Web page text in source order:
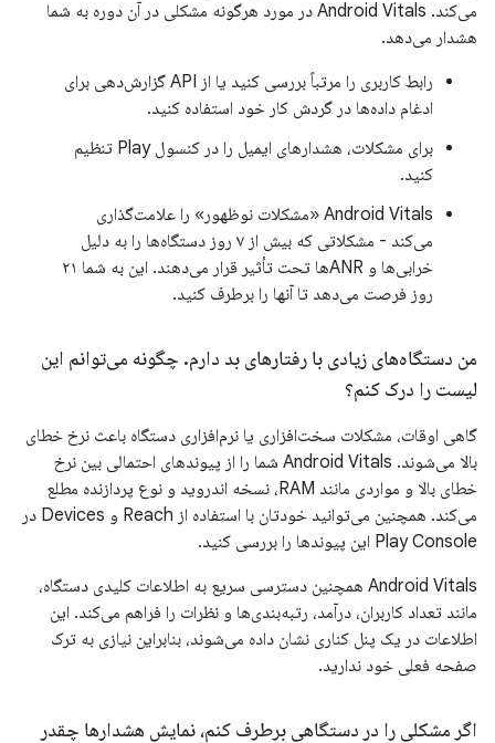
می‌کند. Android Vitals در مورد هرگونه مشکلی در آن دوره به شما
هشدار می‌دهد.
رابط کاربری را مرتباً بررسی کنید یا از API گزارش‌دهی برای
ادغام داده‌ها در گردش کار خود استفاده کنید.
برای مشکلات، هشدارهای ایمیل را در کنسول Play تنظیم
کنید.
Android Vitals «مشکلات نوظهور» را علامت‌گذاری
می‌کند - مشکلاتی که بیش از ۷ روز دستگاه‌ها را به دلیل
خرابی‌ها و ANRها تحت تأثیر قرار می‌دهند. این به شما ۲۱
روز فرصت می‌دهد تا آنها را برطرف کنید.
من دستگاه‌های زیادی با رفتارهای بد دارم. چگونه می‌توانم این
لیست را درک کنم؟
گاهی اوقات، مشکلات سخت‌افزاری یا نرم‌افزاری دستگاه باعث نرخ خطای
بالا می‌شوند. Android Vitals شما را از پیوندهای احتمالی بین نرخ
خطای بالا و مواردی مانند RAM، نسخه اندروید و نوع پردازنده مطلع
می‌کند. همچنین می‌توانید خودتان با استفاده از Reach و Devices در
Play Console این پیوندها را بررسی کنید.
Android Vitals همچنین دسترسی سریع به اطلاعات کلیدی دستگاه،
مانند تعداد کاربران، درآمد، رتبه‌بندی‌ها و نظرات را فراهم می‌کند. این
اطلاعات در یک پنل کناری نشان داده می‌شوند، بنابراین نیازی به ترک
صفحه فعلی خود ندارید.
اگر مشکلی را در دستگاهی برطرف کنم، نمایش هشدارها چقدر